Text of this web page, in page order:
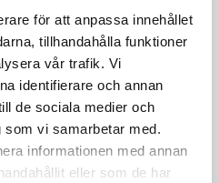
för att anpassa innehållet
tillhandahålla funktioner
vår trafik. Vi
identifierare och annan
de sociala medier och
vi samarbetar med.
informationen med annan
eller som de har
mer